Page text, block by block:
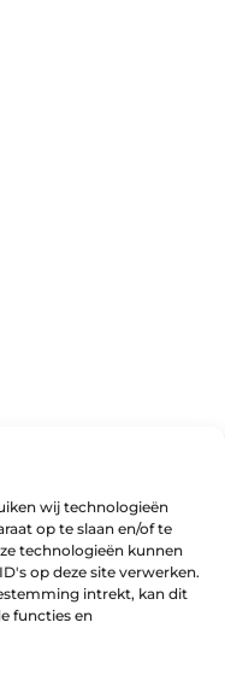
wij technologieën
op te slaan en/of te
technologieën kunnen
op deze site verwerken.
intrekt, kan dit
functies en